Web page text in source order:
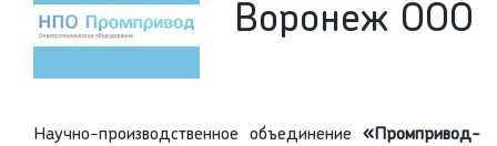
Воронеж ООО
Научно-производственное объединение «Промпривод-